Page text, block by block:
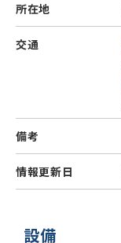
所在地
交通
備考
情報更新日
設備